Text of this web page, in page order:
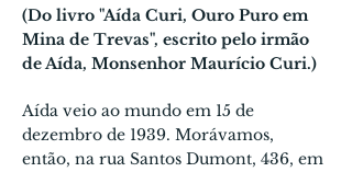
(Do livro "Aída Curi, Ouro Puro em
Mina de Trevas", escrito pelo irmão
de Aída, Monsenhor Maurício Curi.)
Aída veio ao mundo em 15 de
dezembro de 1939. Morávamos,
então, na rua Santos Dumont, 436, em